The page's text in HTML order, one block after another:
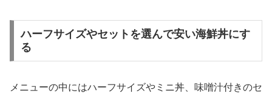
ハーフサイズやセットを選んで安い海鮮丼にす
る
メニューの中にはハーフサイズやミニ丼、味噌汁付きのセ